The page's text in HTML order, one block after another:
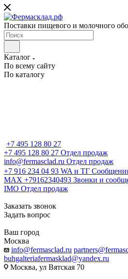
Поставки пищевого и молочного
Каталог
По всему сайту
По каталогу
+7 495 128 80 27
+7 495 128 80 27 Отдел продаж
info@fermasclad.ru Отдел продаж
+7 916 234 04 93 WA и ТГ
MAX +79162340493 Звонки и
IMO Отдел продаж
Заказать звонок
Задать вопрос
Ваш город
Москва
info@fermasclad.ru
buhgalteriafermasklad@yandex.ru
Москва, ул Вятская 70